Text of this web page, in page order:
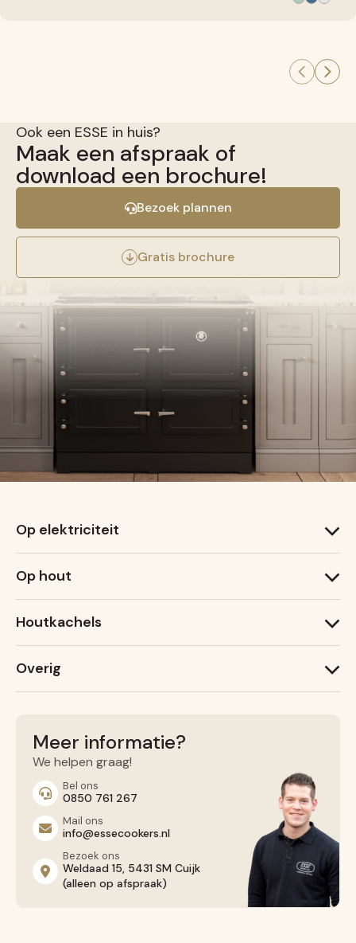
Ook een ESSE in huis?
Maak een afspraak of
download een brochure!
Bezoek plannen
Gratis brochure
Op elektriciteit
1000 X
Op hout
Ironheart
Houtkachels
ESSE 775 B
Overig
Contact opnemen
Algemene voorwaarden
Privacy Beleid
Meer informatie?
We helpen graag!
Bel ons
0850 761 267
Mail ons
info@essecookers.nl
Bezoek ons
Weldaad 15, 5431 SM Cuijk
(alleen op afspraak)